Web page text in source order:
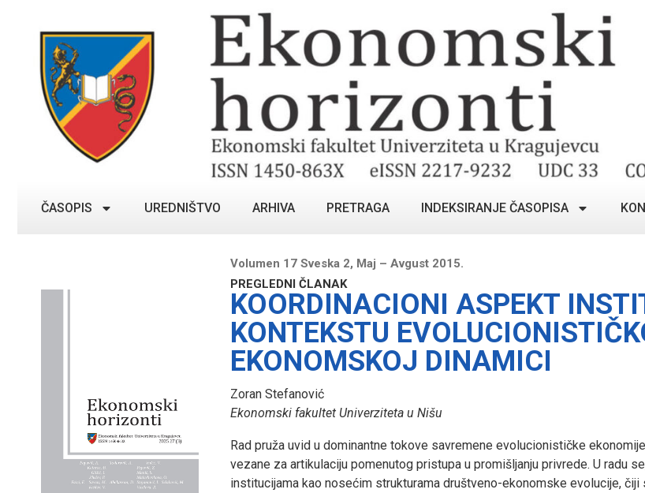
ČASOPIS UREDNIŠTVO ARHIVA PRETRAGA INDEKSIRANJE ČASOPISA
Volumen 17 Sveska 2, Maj – Avgust 2015.
PREGLEDNI ČLANAK
KOORDINACIONI ASPEKT
KONTEKSTU
EKONOMSKOJ DINAMICI
Zoran Stefanović
Ekonomski fakultet Univerziteta u Nišu
Rad pruža uvid u dominantne tokove savremene evolucionističke
vezane za artikulaciju pomenutog pristupa u promišljanju privrede. U radu
institucijama kao nosećim strukturama društveno-ekonomske evolucije,